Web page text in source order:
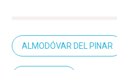
ALMODÓVAR DEL PINAR